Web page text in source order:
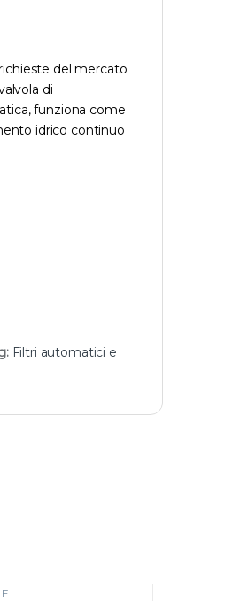
del mercato
di
funziona come
idrico continuo
Filtri automatici e